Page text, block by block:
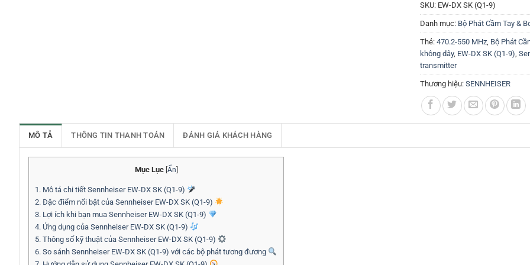
SKU: EW-DX SK (Q1-9)
Danh mục: Bộ Phát Cầm Tay &
Thẻ: 470.2-550 MHz, Bộ Phát
không dây, EW-DX SK (Q1-9),
transmitter
Thương hiệu: SENNHEISER
MÔ TẢ THÔNG TIN THANH TOÁN ĐÁNH GIÁ KHÁCH HÀNG
Mục Lục Ẩn
1. Mô tả chi tiết Sennheiser EW-DX SK (Q1-9)
2. Đặc điểm nổi bật của Sennheiser EW-DX SK (Q1-9)
3. Lợi ích khi bạn mua Sennheiser EW-DX SK (Q1-9)
4. Ứng dụng của Sennheiser EW-DX SK (Q1-9)
5. Thông số kỹ thuật của Sennheiser EW-DX SK (Q1-9)
6. So sánh Sennheiser EW-DX SK (Q1-9) với các bộ phát tương đương